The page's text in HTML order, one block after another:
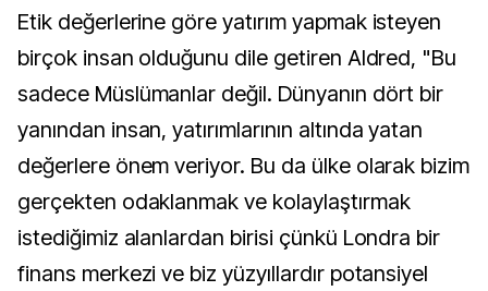
Etik değerlerine göre yatırım yapmak isteyen
birçok insan olduğunu dile getiren Aldred, "Bu
sadece Müslümanlar değil. Dünyanın dört bir
yanından insan, yatırımlarının altında yatan
değerlere önem veriyor. Bu da ülke olarak bizim
gerçekten odaklanmak ve kolaylaştırmak
istediğimiz alanlardan birisi çünkü Londra bir
finans merkezi ve biz yüzyıllardır potansiyel